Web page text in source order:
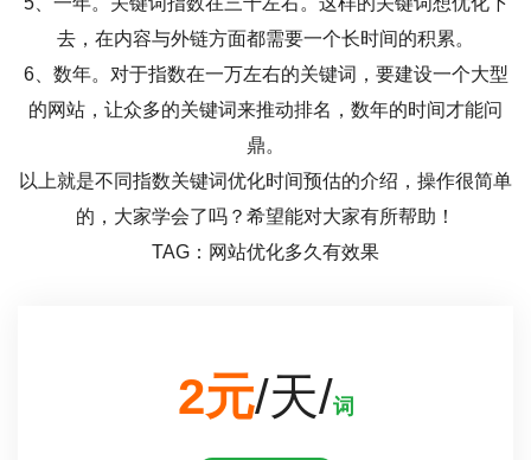
去，在内容与外链方面都需要一个长时间的积累。
6、数年。对于指数在一万左右的关键词，要建设一个大型
的网站，让众多的关键词来推动排名，数年的时间才能问
鼎。
以上就是不同指数关键词优化时间预估的介绍，操作很简单
的，大家学会了吗？希望能对大家有所帮助！
TAG：网站优化多久有效果
2元/天/词